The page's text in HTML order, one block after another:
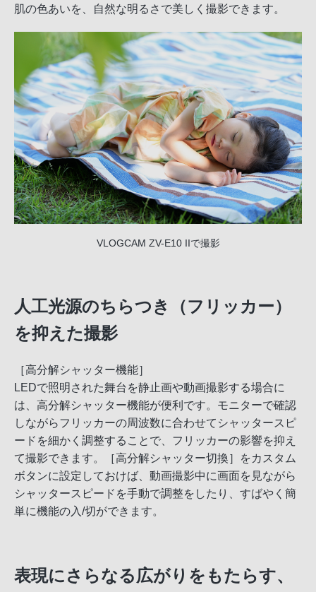
肌の色あいを、自然な明るさで美しく撮影できます。
VLOGCAM ZV-E10 IIで撮影
人工光源のちらつき（フリッカー）
を抑えた撮影
［高分解シャッター機能］
LEDで照明された舞台を静止画や動画撮影する場合に
は、高分解シャッター機能が便利です。モニターで確認
しながらフリッカーの周波数に合わせてシャッタースピ
ードを細かく調整することで、フリッカーの影響を抑え
て撮影できます。［高分解シャッター切換］をカスタム
ボタンに設定しておけば、動画撮影中に画面を見ながら
シャッタースピードを手動で調整をしたり、すばやく簡
単に機能の入/切ができます。
表現にさらなる広がりをもたらす、